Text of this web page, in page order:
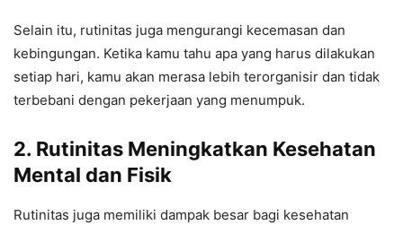
Selain itu, rutinitas juga mengurangi kecemasan dan
kebingungan. Ketika kamu tahu apa yang harus dilakukan
setiap hari, kamu akan merasa lebih terorganisir dan tidak
terbebani dengan pekerjaan yang menumpuk.
2. Rutinitas Meningkatkan Kesehatan
Mental dan Fisik
Rutinitas juga memiliki dampak besar bagi kesehatan